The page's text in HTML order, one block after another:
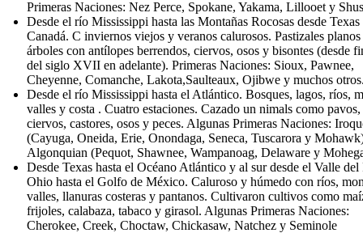
Primeras Naciones: Nez Perce, Spokane, Yakama, Lillooet y
Desde el río Mississippi hasta las Montañas Rocosas desde Texas
Canadá. C inviernos viejos y veranos calurosos. Pastizales
árboles con antílopes berrendos, ciervos, osos y bisontes (desde
del siglo XVII en adelante). Primeras Naciones: Sioux, Pawnee,
Cheyenne, Comanche, Lakota,Saulteaux, Ojibwe y muchos
Desde el río Mississippi hasta el Atlántico. Bosques, lagos, ríos,
valles y costa . Cuatro estaciones. Cazado un nimals como pavos,
ciervos, castores, osos y peces. Algunas Primeras Naciones:
(Cayuga, Oneida, Erie, Onondaga, Seneca, Tuscarora y
Algonquian (Pequot, Shawnee, Wampanoag, Delaware y
Desde Texas hasta el Océano Atlántico y al sur desde el Valle del
Ohio hasta el Golfo de México. Caluroso y húmedo con ríos,
valles, llanuras costeras y pantanos. Cultivaron cultivos como
frijoles, calabaza, tabaco y girasol. Algunas Primeras Naciones:
Cherokee, Creek, Choctaw, Chickasaw, Natchez y Seminole